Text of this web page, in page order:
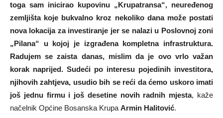
toga sam inicirao kupovinu „Krupatransa“, neuređenog
zemljišta koje bukvalno kroz nekoliko dana može postati
nova lokacija za investiranje jer se nalazi u Poslovnoj zoni
„Pilana“ u kojoj je izgrađena kompletna infrastruktura.
Radujem se zaista danas, mislim da je ovo vrlo važan
korak naprijed. Sudeći po interesu pojedinih investitora,
njihovih zahtjeva, usudio bih se reći da ćemo uskoro imati
još jednu firmu i još desetine novih radnih mjesta, kaže
načelnik Općine Bosanska Krupa Armin Halitović.